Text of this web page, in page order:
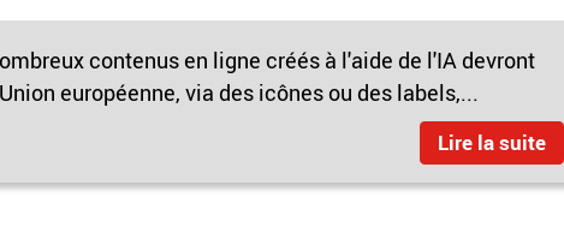
contenus en ligne créés à l'aide de l'IA devront
européenne, via des icônes ou des labels,...
Lire la suite